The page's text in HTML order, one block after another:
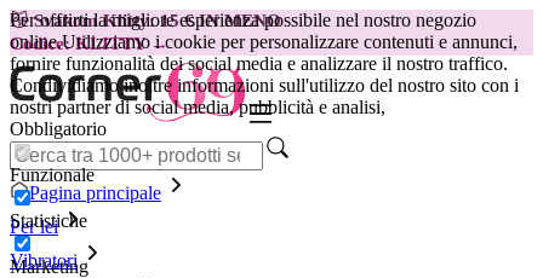
Per offrirti la migliore esperienza possibile nel nostro negozio
online.Utilizziamo i cookie per personalizzare contenuti e annunci,
fornire funzionalità dei social media e analizzare il nostro traffico.
Condividiamo inoltre informazioni sull'utilizzo del nostro sito con i
nostri partner di social media, pubblicità e analisi,
Obbligatorio
Funzionale
Statistiche
Marketing
😽Svakom Klitty: 15 € IN MENO
Codice: KLITTY →
Pagina principale
Per lei
Vibratori